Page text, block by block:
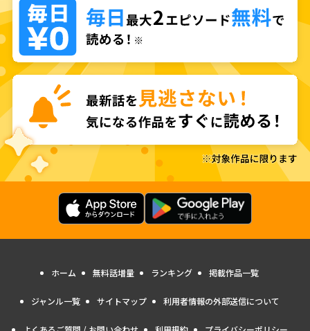
ホーム 無料話増量 ランキング 掲載作品一覧
ジャンル一覧 サイトマップ 利用者情報の外部送信について